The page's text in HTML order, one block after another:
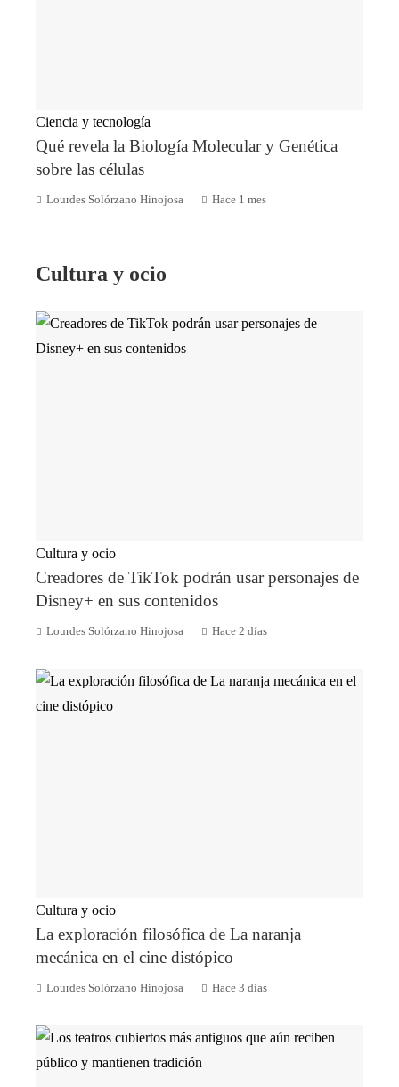
Ciencia y tecnología
Qué revela la Biología Molecular y Genética
sobre las células
Lourdes Solórzano Hinojosa Hace 1 mes
Cultura y ocio
Cultura y ocio
Creadores de TikTok podrán usar personajes de
Disney+ en sus contenidos
Lourdes Solórzano Hinojosa Hace 2 días
Cultura y ocio
La exploración filosófica de La naranja
mecánica en el cine distópico
Lourdes Solórzano Hinojosa Hace 3 días